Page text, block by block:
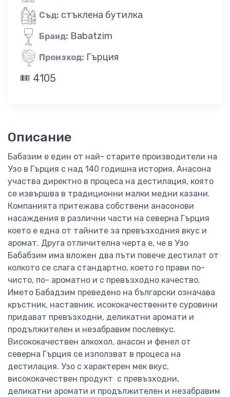
Съд: стъклена бутилка
Бранд: Babatzim
Произход: Гърция
4105
Описание
Бабазим е един от най- старите производители на
Узо в Гърция с над 140 годишна история. Анасона
участва директно в процеса на дестилация, която
се извършва в традиционни малки медни казани.
Компанията притежава собствени анасонови
насаждения в различни части на северна Гърция
което е една от тайните за превъзходния вкус и
аромат. Друга отличителна черта е, че в Узо
Бабабзим има вложен два пъти повече дестилат от
колкото се слага стандартно, което го прави по-
чисто, по- ароматно и с превъзходно качество.
Името Бабадзим преведено на български означава
кръстник, наставник. исококачествените суровини
придават превъзходни, деликатни аромати и
продължителен и незабравим послевкус.
Висококачествен алкохол, анасон и фенел от
северна Гърция се използват в процеса на
дестилация. Узо с характерен мек вкус,
висококачествен продукт с превъзходни,
деликатни аромати и продължителен и незабравим